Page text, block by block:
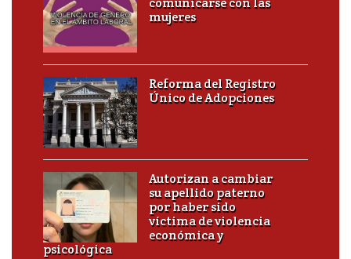
mujeres
Reforma del Registro
Único de Adopciones
Autorizan a cambiar
su apellido paterno
por haber sido
víctima de violencia
económica y
psicológica